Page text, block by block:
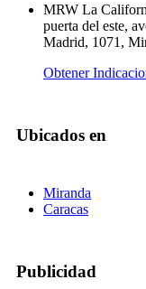
MRW La
puerta del este,
Madrid, 1071,
Obtener
Ubicados en
Miranda
Caracas
Publicidad